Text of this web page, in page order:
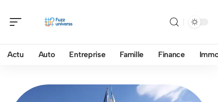
Actu Auto Entreprise Famille Finance